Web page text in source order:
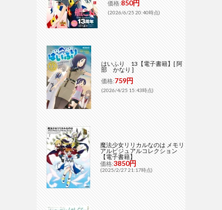
価格:850円
(2026/6/25 20:40時点)
はいふり 13【電子書籍】[ 阿
部 かなり ]
価格:759円
(2026/4/25 15:43時点)
魔法少女リリカルなのは メモリ
アルビジュアルコレクション
【電子書籍】
価格:3850円
(2025/2/27 21:17時点)